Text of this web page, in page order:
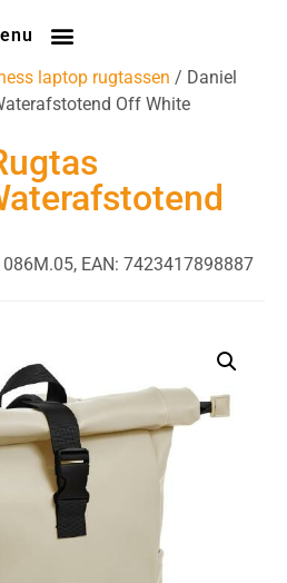
laptop rugtassen / Daniel
Off White
EAN: 7423417898887